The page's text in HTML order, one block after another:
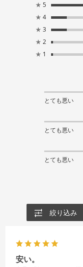
★ 5
★ 4
★ 3
★ 2
★ 1
とても悪い
とても悪い
とても悪い
絞り込み
安い。